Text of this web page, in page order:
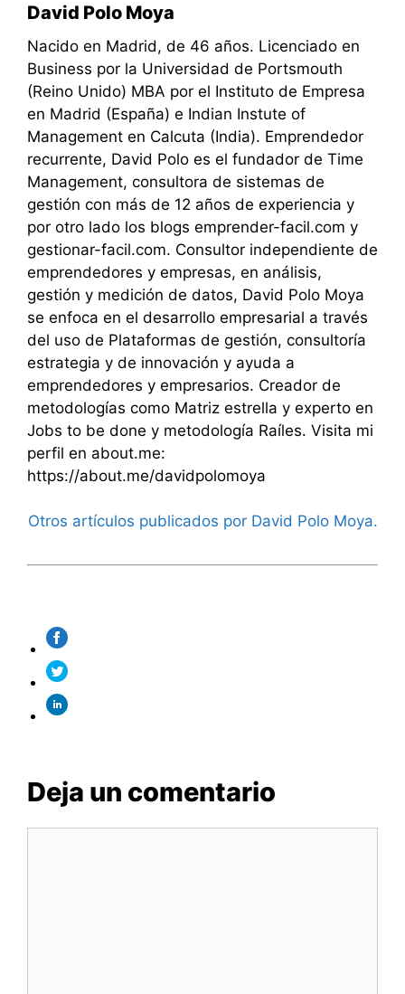
David Polo Moya
Nacido en Madrid, de 46 años. Licenciado en
Business por la Universidad de Portsmouth
(Reino Unido) MBA por el Instituto de Empresa
en Madrid (España) e Indian Instute of
Management en Calcuta (India). Emprendedor
recurrente, David Polo es el fundador de Time
Management, consultora de sistemas de
gestión con más de 12 años de experiencia y
por otro lado los blogs emprender-facil.com y
gestionar-facil.com. Consultor independiente de
emprendedores y empresas, en análisis,
gestión y medición de datos, David Polo Moya
se enfoca en el desarrollo empresarial a través
del uso de Plataformas de gestión, consultoría
estrategia y de innovación y ayuda a
emprendedores y empresarios. Creador de
metodologías como Matriz estrella y experto en
Jobs to be done y metodología Raíles. Visita mi
perfil en about.me:
https://about.me/davidpolomoya
Otros artículos publicados por David Polo Moya.
Deja un comentario